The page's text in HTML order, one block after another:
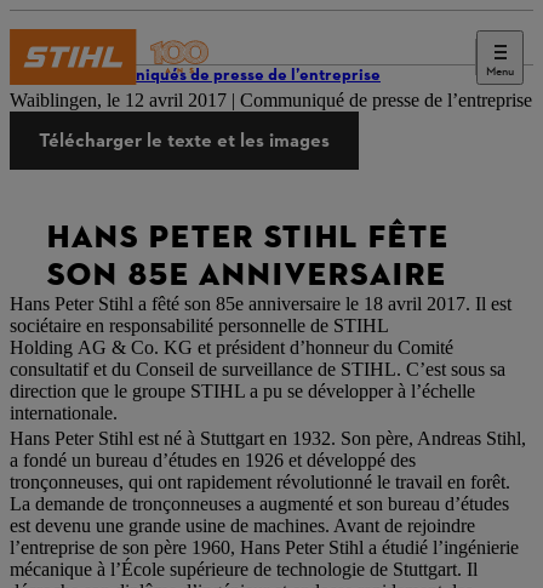
Menu
Communiqués de presse de l’entreprise
Waiblingen, le 12 avril 2017 | Communiqué de presse de l’entreprise
Télécharger le texte et les images
HANS PETER STIHL FÊTE
SON 85E ANNIVERSAIRE
Hans Peter Stihl a fêté son 85e anniversaire le 18 avril 2017. Il est
sociétaire en responsabilité personnelle de STIHL
Holding AG & Co. KG et président d’honneur du Comité
consultatif et du Conseil de surveillance de STIHL. C’est sous sa
direction que le groupe STIHL a pu se développer à l’échelle
internationale.
Hans Peter Stihl est né à Stuttgart en 1932. Son père, Andreas Stihl,
a fondé un bureau d’études en 1926 et développé des
tronçonneuses, qui ont rapidement révolutionné le travail en forêt.
La demande de tronçonneuses a augmenté et son bureau d’études
est devenu une grande usine de machines. Avant de rejoindre
l’entreprise de son père 1960, Hans Peter Stihl a étudié l’ingénierie
mécanique à l’École supérieure de technologie de Stuttgart. Il